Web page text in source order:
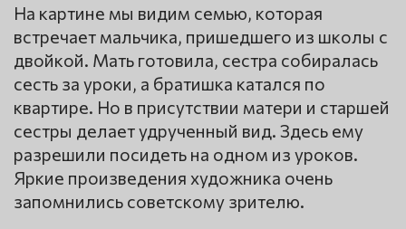
На картине мы видим семью, которая
встречает мальчика, пришедшего из школы с
двойкой. Мать готовила, сестра собиралась
сесть за уроки, а братишка катался по
квартире. Но в присутствии матери и старшей
сестры делает удрученный вид. Здесь ему
разрешили посидеть на одном из уроков.
Яркие произведения художника очень
запомнились советскому зрителю.